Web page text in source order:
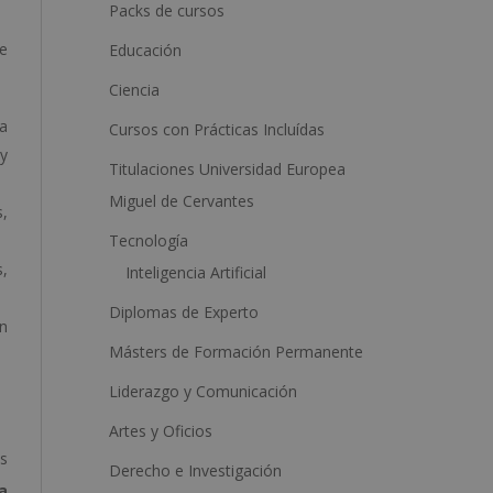
a
v
e
:
Packs de cursos
Educación
Ciencia
Cursos con Prácticas Incluídas
Titulaciones Universidad Europea
Miguel de Cervantes
Tecnología
Inteligencia Artificial
Diplomas de Experto
Másters de Formación Permanente
Liderazgo y Comunicación
Artes y Oficios
Derecho e Investigación